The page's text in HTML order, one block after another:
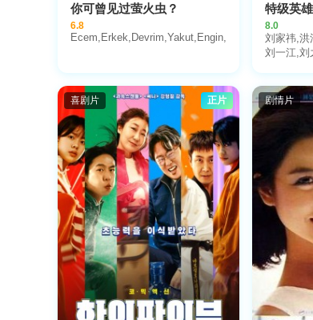
你可曾见过萤火虫？
6.8
特级英
8.0
刘家祎,洪
刘一江,刘
喜剧片 正片 剧情片